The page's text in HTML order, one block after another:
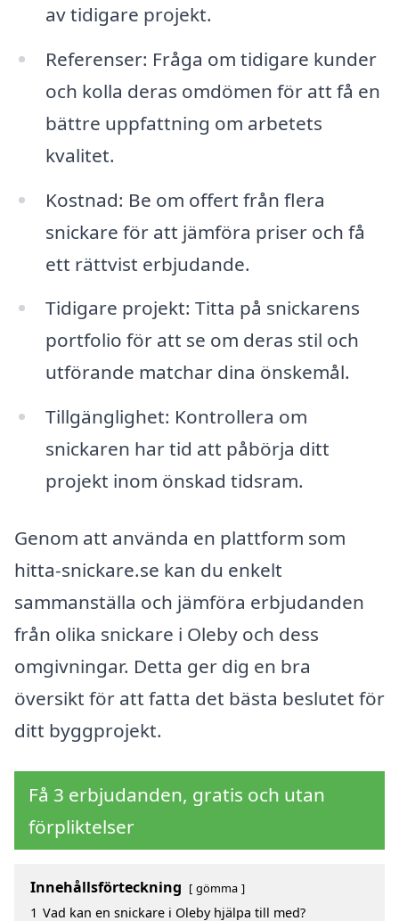
av tidigare projekt.
Referenser: Fråga om tidigare kunder
och kolla deras omdömen för att få en
bättre uppfattning om arbetets
kvalitet.
Kostnad: Be om offert från flera
snickare för att jämföra priser och få
ett rättvist erbjudande.
Tidigare projekt: Titta på snickarens
portfolio för att se om deras stil och
utförande matchar dina önskemål.
Tillgänglighet: Kontrollera om
snickaren har tid att påbörja ditt
projekt inom önskad tidsram.
Genom att använda en plattform som
hitta-snickare.se kan du enkelt
sammanställa och jämföra erbjudanden
från olika snickare i Oleby och dess
omgivningar. Detta ger dig en bra
översikt för att fatta det bästa beslutet för
ditt byggprojekt.
Få 3 erbjudanden, gratis och utan
förpliktelser
Innehållsförteckning gömma
1 Vad kan en snickare i Oleby hjälpa till med?